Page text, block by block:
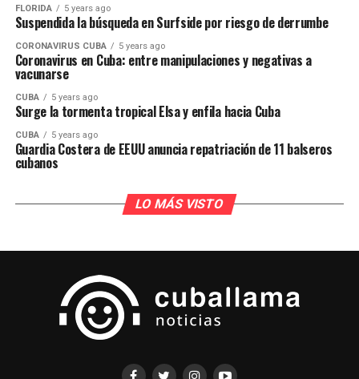
FLORIDA 5 years ago
Suspendida la búsqueda en Surfside por riesgo de derrumbe
CORONAVIRUS CUBA 5 years ago
Coronavirus en Cuba: entre manipulaciones y negativas a
vacunarse
CUBA 5 years ago
Surge la tormenta tropical Elsa y enfila hacia Cuba
CUBA 5 years ago
Guardia Costera de EEUU anuncia repatriación de 11 balseros
cubanos
LO MÁS VISTO